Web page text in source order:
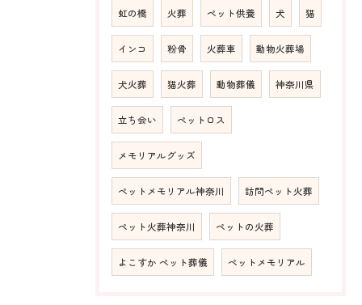
虹の橋 火葬 ペット供養 犬 猫
インコ 粉骨 火葬車 動物火葬場
犬火葬 猫火葬 動物葬儀 神奈川県
立ち会い ペットロス
メモリアルグッズ
ペットメモリアル神奈川 訪問ペット火葬
ペット火葬神奈川 ペットの火葬
よこすか ペット葬儀 ペットメモリアル